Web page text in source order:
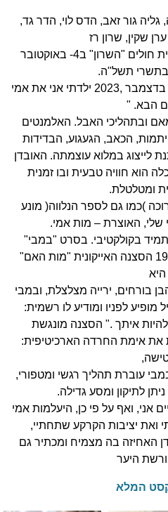
גליה גור זאב, הדס לוי, הדר גד,
שקין, שרון רז
"אמי האהובה ילדה אותי בבית חולים "השרון" ב4- באוקטובר
באותו בית חולים ממש, ב 26- בדצמבר ,2023 ילדתי אני את אמי
הבא. "
ובתהליכי האבל. האלמנטים
הכאב, הגעגוע, הבדידות
לייצוג במלוא עוצמתה. האובדן
הוא חוויה טבעית ובו זמנית
ומטלטלת.
)כמו גם לספר הנלווה( מונע
שלי, האוצרת – מות אמי.
בקולקטיבי. בסרט "במבי"
בעיבודו של דיסני משנת ,1924 הסצנה האייקונית "מות האם"
היא
בורחים, ירייה מצלצלת, ובמבי
מופיע לפניו ומודיע לו רשמית:
איתך ." הסצנה מונגשת
אימת החרדה הארכיטיפית:
עוברת תהליך רגשי ומטפורי,
לתיקון ומסע גדילה.
אני, ואף על פי כן, היעלמות אמי
ואת יציבות הקרקע שתחתיי,
האחיזה בה מצמיח ומכתיר גם
היער
המלא
חזותית – מאי 26